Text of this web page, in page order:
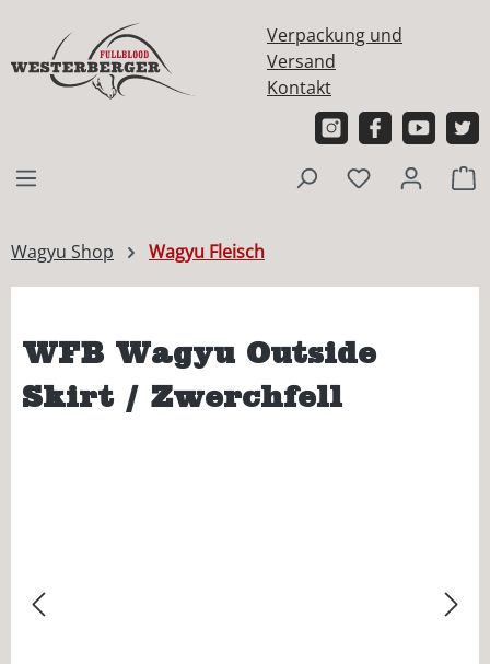
Verpackung und
Versand
Kontakt
Wagyu Shop Wagyu Fleisch
WFB Wagyu Outside
Skirt / Zwerchfell